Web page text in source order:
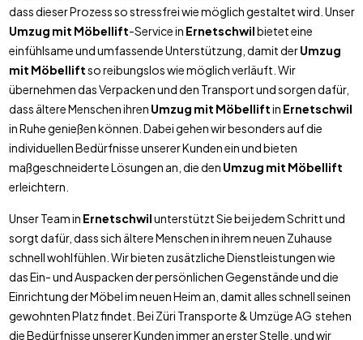
dass dieser Prozess so stressfrei wie möglich gestaltet wird. Unser
Umzug mit Möbellift-Service in Ernetschwilbietet eine
einfühlsame und umfassende Unterstützung, damit derUmzug
mit Möbelliftso reibungslos wie möglich verläuft. Wir
übernehmen das Verpacken und den Transport und sorgen dafür,
dass ältere Menschen ihren Umzug mit Möbelliftin Ernetschwil
in Ruhe genießen können. Dabei gehen wir besonders auf die
individuellen Bedürfnisse unserer Kunden ein und bieten
maßgeschneiderte Lösungen an, die den Umzug mit Möbellift
erleichtern.
Unser Team in Ernetschwilunterstützt Sie bei jedem Schritt und
sorgt dafür, dass sich ältere Menschen in ihrem neuen Zuhause
schnell wohlfühlen. Wir bieten zusätzliche Dienstleistungen wie
das Ein- und Auspacken der persönlichen Gegenstände und die
Einrichtung der Möbel im neuen Heim an, damit alles schnell seinen
gewohnten Platz findet. Bei Züri Transporte & Umzüge AG stehen
die Bedürfnisse unserer Kunden immer an erster Stelle, und wir